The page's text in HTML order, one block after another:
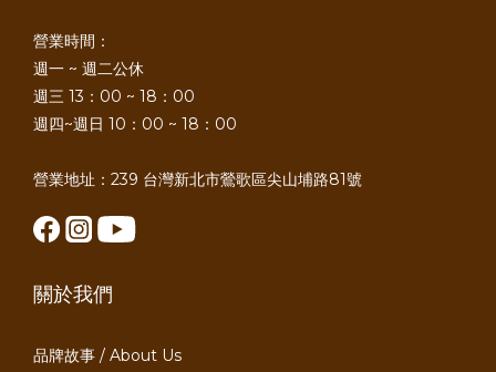
營業時間：
週一 ~ 週二公休
週三 13：00 ~ 18：00
週四~週日 10：00 ~ 18：00
營業地址：239 台灣新北市鶯歌區尖山埔路81號
關於我們
品牌故事 / About Us